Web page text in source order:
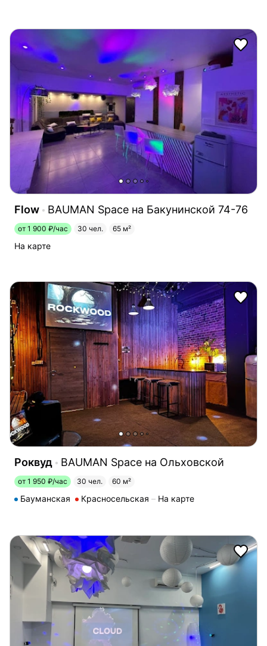
Flow BAUMAN Space на Бакунинской 74-76
от 1 900 ₽/час 30 чел. 65 м²
На карте
Роквуд BAUMAN Space на Ольховской
от 1 950 ₽/час 30 чел. 60 м²
Бауманская Красносельская На карте